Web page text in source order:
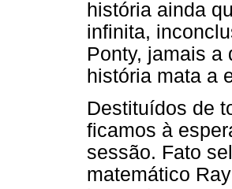
história ainda
infinita,
Ponty, jamais a
história mata a
Destituídos de
ficamos à
sessão. Fato
matemático